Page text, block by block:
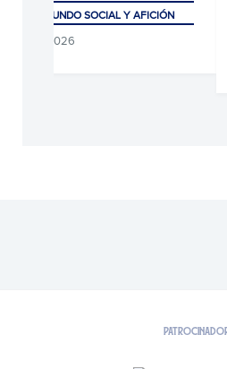
CLUB, MUNDO SOCIAL Y AFICIÓN
08/08/2026